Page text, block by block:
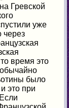
Гревской
уже
через
время это
было
это при